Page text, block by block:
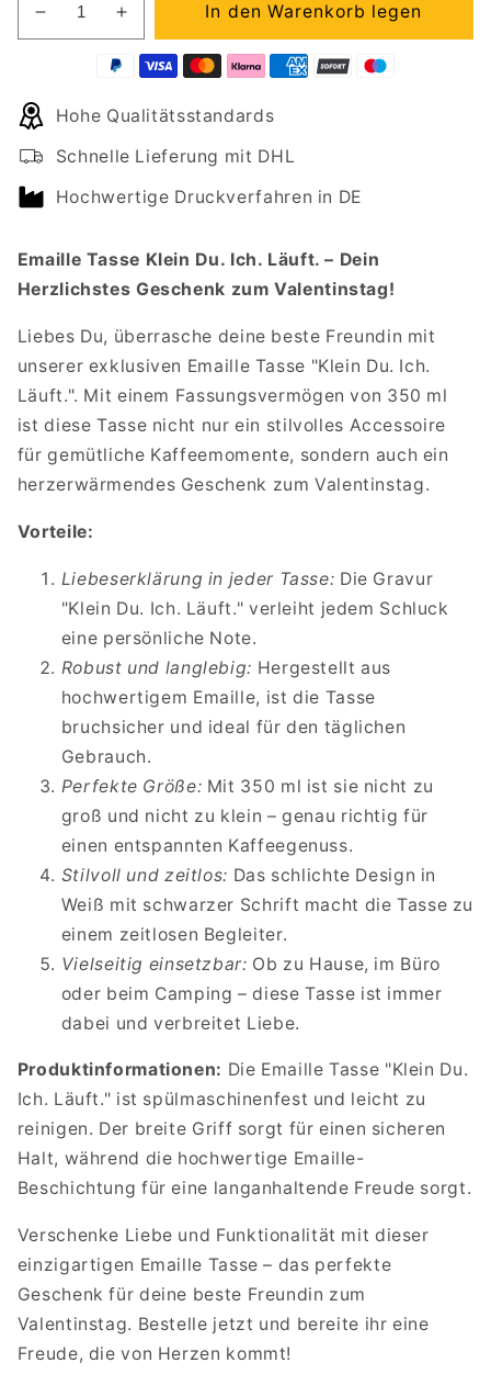
Verringere
die
Emaille
Klein
DU.
ICH.
Erhöhe
die
Menge
Emaille
Klein
DU.
ICH.
In den Warenkorb legen
Hohe Qualitätsstandards
Schnelle Lieferung mit DHL
Hochwertige Druckverfahren in DE
Emaille Tasse Klein Du. Ich. Läuft. – Dein
Herzlichstes Geschenk zum Valentinstag!
Liebes Du, überrasche deine beste Freundin mit
unserer exklusiven Emaille Tasse "Klein Du. Ich.
Läuft.". Mit einem Fassungsvermögen von 350 ml
ist diese Tasse nicht nur ein stilvolles Accessoire
für gemütliche Kaffeemomente, sondern auch ein
herzerwärmendes Geschenk zum Valentinstag.
Vorteile:
Liebeserklärung in jeder Tasse: Die Gravur
"Klein Du. Ich. Läuft." verleiht jedem Schluck
eine persönliche Note.
Robust und langlebig: Hergestellt aus
hochwertigem Emaille, ist die Tasse
bruchsicher und ideal für den täglichen
Gebrauch.
Perfekte Größe: Mit 350 ml ist sie nicht zu
groß und nicht zu klein – genau richtig für
einen entspannten Kaffeegenuss.
Stilvoll und zeitlos: Das schlichte Design in
Weiß mit schwarzer Schrift macht die Tasse zu
einem zeitlosen Begleiter.
Vielseitig einsetzbar: Ob zu Hause, im Büro
oder beim Camping – diese Tasse ist immer
dabei und verbreitet Liebe.
Produktinformationen: Die Emaille Tasse "Klein Du.
Ich. Läuft." ist spülmaschinenfest und leicht zu
reinigen. Der breite Griff sorgt für einen sicheren
Halt, während die hochwertige Emaille-
Beschichtung für eine langanhaltende Freude sorgt.
Verschenke Liebe und Funktionalität mit dieser
einzigartigen Emaille Tasse – das perfekte
Geschenk für deine beste Freundin zum
Valentinstag. Bestelle jetzt und bereite ihr eine
Freude, die von Herzen kommt!